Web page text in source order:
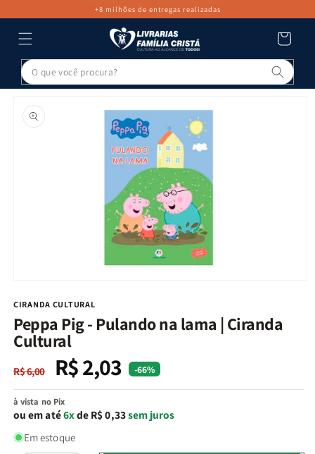
+8 milhões de entregas realizadas
Carrinho
PULAR PARA
INFORMAÇÕES
DO PRODUTO
1
janela
modal
CIRANDA CULTURAL
Peppa Pig - Pulando na lama | Ciranda
Cultural
Preço
normal
R$ 6,00
Preço
promocional
R$ 2,03 -66%
à vista no Pix
ou em até6xde R$ 0,33sem juros
Em estoque